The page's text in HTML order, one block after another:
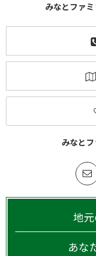
みなとファ
みなと
地
あな